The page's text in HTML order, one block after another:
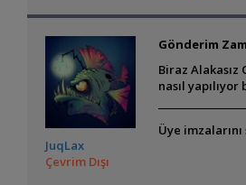
JuqLax
Çevrim Dışı
Gönderim
Biraz
nasıl yapılıyor
Üye